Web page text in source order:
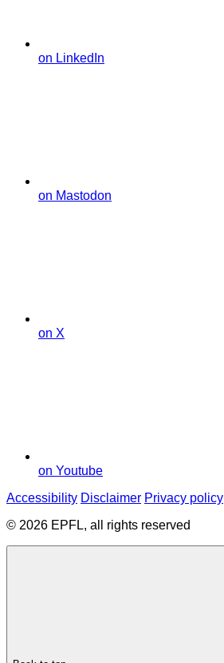
on LinkedIn
on Mastodon
on X
on Youtube
Accessibility Disclaimer Privacy policy
© 2026 EPFL, all rights reserved